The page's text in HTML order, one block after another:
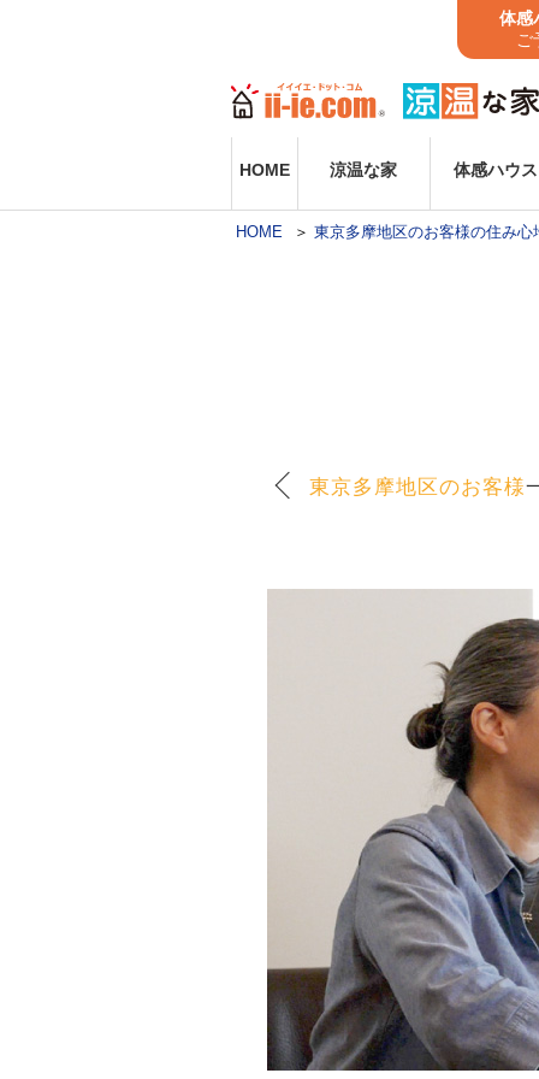
HOME 涼温な家 体感ハウス
HOME 東京多摩地区のお客様の住み心
東京多摩地区のお客様
体感
ご